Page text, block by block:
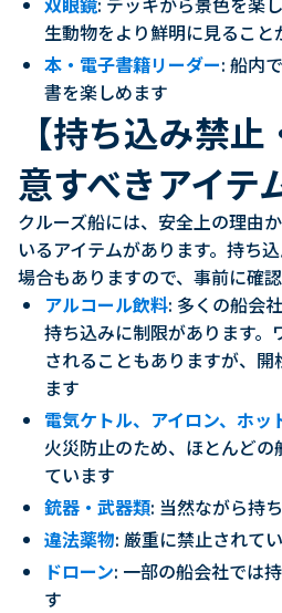
生動物をより鮮明に見ること
本・電子書籍リーダー: 船内
書を楽しめます
【持ち込み禁
意すべきアイテ
クルーズ船には、安全上の理由
いるアイテムがあります。持ち
場合もありますので、事前に確
アルコール飲料: 多くの船会
持ち込みに制限があります
されることもありますが、
ます
電気ケトル、アイロン、ホ
火災防止のため、ほとんど
ています
銃器・武器類: 当然ながら持
違法薬物: 厳重に禁止されて
ドローン: 一部の船会社では
す